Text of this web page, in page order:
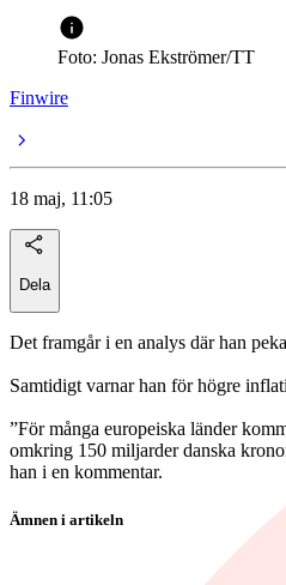
Foto: Jonas Ekströmer/TT
Finwire
18 maj, 11:05
Dela
Det framgår i en analys där han
Samtidigt varnar han för högre
”För många europeiska länder
omkring 150 miljarder danska
han i en kommentar.
Ämnen i artikeln